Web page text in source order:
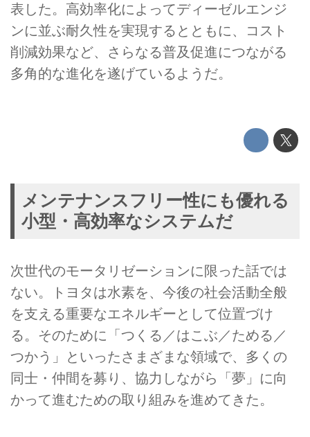
表した。高効率化によってディーゼルエンジ
ンに並ぶ耐久性を実現するとともに、コスト
削減効果など、さらなる普及促進につながる
多角的な進化を遂げているようだ。
メンテナンスフリー性にも優れる
小型・高効率なシステムだ
次世代のモータリゼーションに限った話では
ない。トヨタは水素を、今後の社会活動全般
を支える重要なエネルギーとして位置づけ
る。そのために「つくる／はこぶ／ためる／
つかう」といったさまざまな領域で、多くの
同士・仲間を募り、協力しながら「夢」に向
かって進むための取り組みを進めてきた。